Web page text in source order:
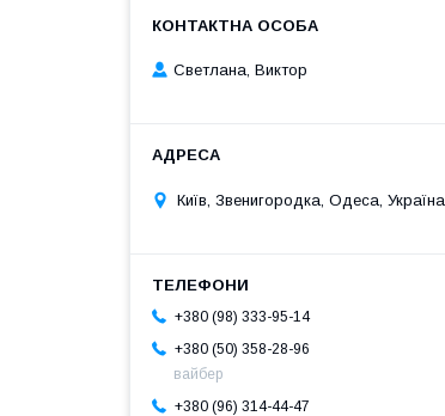
Светлана, Виктор
Київ, Звенигородка, Одеса, Україна
+380 (98) 333-95-14
+380 (50) 358-28-96
вайбер
+380 (96) 314-44-47